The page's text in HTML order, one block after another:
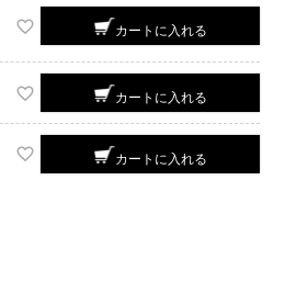
カートに入れる
カートに入れる
カートに入れる